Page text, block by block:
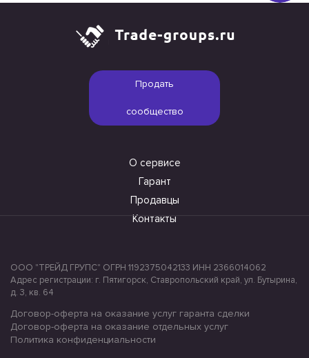
Продать
сообщество
О сервисе
Гарант
Продавцы
Контакты
ООО "ТРЕЙД ГРУПС" ОГРН 1192375042133 ИНН 2366014062
Адрес регистрации: г. Пятигорск, Ставропольский край, ул. Бутырина,
д. 3, кв. 64
Договор-оферта на оказание услуг гаранта сделки
Договор-оферта на оказание отдельных услуг
Политика конфиденциальности